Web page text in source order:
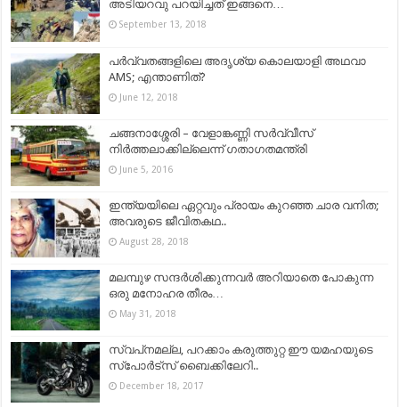
അടിയറവു പറയിച്ചത് ഇങ്ങനെ…
September 13, 2018
പർവ്വതങ്ങളിലെ അദൃശ്യ കൊലയാളി അഥവാ
AMS; എന്താണിത്?
June 12, 2018
ചങ്ങനാശ്ശേരി – വേളാങ്കണ്ണി സര്‍വ്വീസ്
നിര്‍ത്തലാക്കില്ലെന്ന് ഗതാഗതമന്ത്രി
June 5, 2016
ഇന്ത്യയിലെ ഏറ്റവും പ്രായം കുറഞ്ഞ ചാര വനിത;
അവരുടെ ജീവിതകഥ..
August 28, 2018
മലമ്പുഴ സന്ദർശിക്കുന്നവർ അറിയാതെ പോകുന്ന
ഒരു മനോഹര തീരം…
May 31, 2018
സ്വപ്‌നമല്ല, പറക്കാം കരുത്തുറ്റ ഈ യമഹയുടെ
സ്‌പോര്‍ട്‌സ് ബൈക്കിലേറി..
December 18, 2017